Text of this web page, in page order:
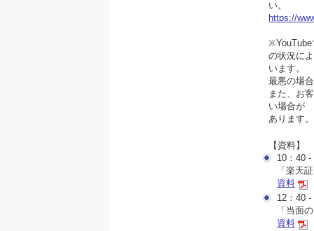
い。
https://
※YouTube
の状況に
います。
最悪の場
また、お
い場合が
あります
【資料】
10：40 -
「楽天
資料
12：40 -
「当面
資料